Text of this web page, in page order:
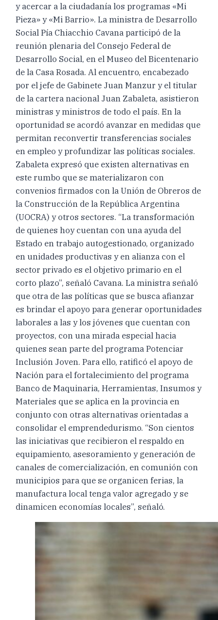
y acercar a la ciudadanía los programas «Mi
Pieza» y «Mi Barrio». La ministra de Desarrollo
Social Pía Chiacchio Cavana participó de la
reunión plenaria del Consejo Federal de
Desarrollo Social, en el Museo del Bicentenario
de la Casa Rosada. Al encuentro, encabezado
por el jefe de Gabinete Juan Manzur y el titular
de la cartera nacional Juan Zabaleta, asistieron
ministras y ministros de todo el país. En la
oportunidad se acordó avanzar en medidas que
permitan reconvertir transferencias sociales
en empleo y profundizar las políticas sociales.
Zabaleta expresó que existen alternativas en
este rumbo que se materializaron con
convenios firmados con la Unión de Obreros de
la Construcción de la República Argentina
(UOCRA) y otros sectores. “La transformación
de quienes hoy cuentan con una ayuda del
Estado en trabajo autogestionado, organizado
en unidades productivas y en alianza con el
sector privado es el objetivo primario en el
corto plazo”, señaló Cavana. La ministra señaló
que otra de las políticas que se busca afianzar
es brindar el apoyo para generar oportunidades
laborales a las y los jóvenes que cuentan con
proyectos, con una mirada especial hacia
quienes sean parte del programa Potenciar
Inclusión Joven. Para ello, ratificó el apoyo de
Nación para el fortalecimiento del programa
Banco de Maquinaria, Herramientas, Insumos y
Materiales que se aplica en la provincia en
conjunto con otras alternativas orientadas a
consolidar el emprendedurismo. “Son cientos
las iniciativas que recibieron el respaldo en
equipamiento, asesoramiento y generación de
canales de comercialización, en comunión con
municipios para que se organicen ferias, la
manufactura local tenga valor agregado y se
dinamicen economías locales”, señaló.